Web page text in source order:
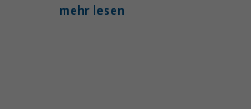
mehr lesen